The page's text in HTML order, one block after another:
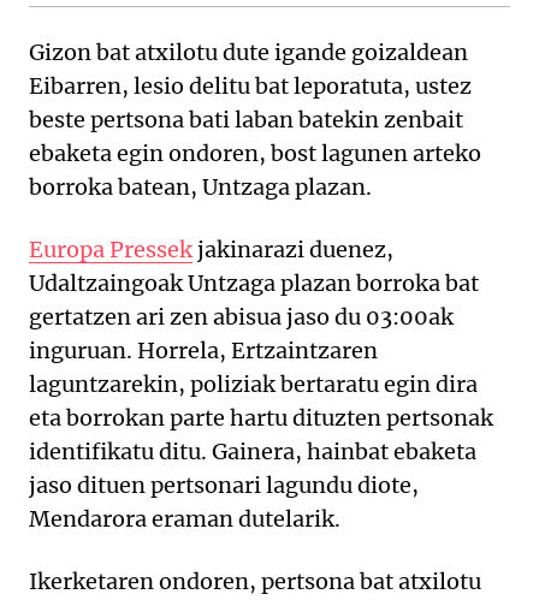
Gizon bat atxilotu dute igande goizaldean
Eibarren, lesio delitu bat leporatuta, ustez
beste pertsona bati laban batekin zenbait
ebaketa egin ondoren, bost lagunen arteko
borroka batean, Untzaga plazan.
Europa Pressekjakinarazi duenez,
Udaltzaingoak Untzaga plazan borroka bat
gertatzen ari zen abisua jaso du 03:00ak
inguruan. Horrela, Ertzaintzaren
laguntzarekin, poliziak bertaratu egin dira
eta borrokan parte hartu dituzten pertsonak
identifikatu ditu. Gainera, hainbat ebaketa
jaso dituen pertsonari lagundu diote,
Mendarora eraman dutelarik.
Ikerketaren ondoren, pertsona bat atxilotu